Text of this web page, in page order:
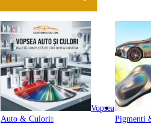
Vopsea
Auto & Culori
Pigmenti